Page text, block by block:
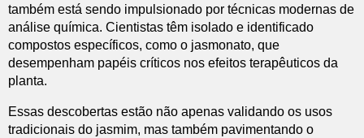
também está sendo impulsionado por técnicas modernas de
análise química. Cientistas têm isolado e identificado
compostos específicos, como o jasmonato, que
desempenham papéis críticos nos efeitos terapêuticos da
planta.
Essas descobertas estão não apenas validando os usos
tradicionais do jasmim, mas também pavimentando o